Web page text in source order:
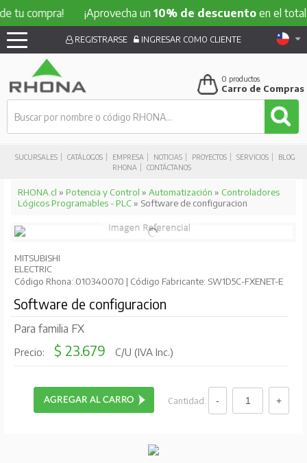
¡Aprovecha un10% de descuentoen el total de tu
SUCURSALES CATÁLOGOS EMPRESA NOTICIAS PROYECTOS SERVICIOS
BLOG
RHONA
CONTÁCTANOS
REGISTRARSE INGRESAR COMO CLIENTE
0 productos
Carro de Compras
RHONA.cl » Potencia y Control » Automatización » Controladores
Lógicos Programables - PLC» Software de configuracion
MITSUBISHI
ELECTRIC
Código Rhona: 010340070 | Código Fabricante: SW1D5C-FXENET-E
Software de configuracion
Para familia FX
Precio: $ 23.679 C/U (IVA Inc.)
Cantidad: